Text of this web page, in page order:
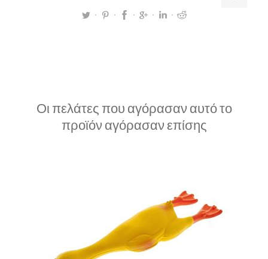
Οι πελάτες που αγόρασαν αυτό το
προϊόν αγόρασαν επίσης